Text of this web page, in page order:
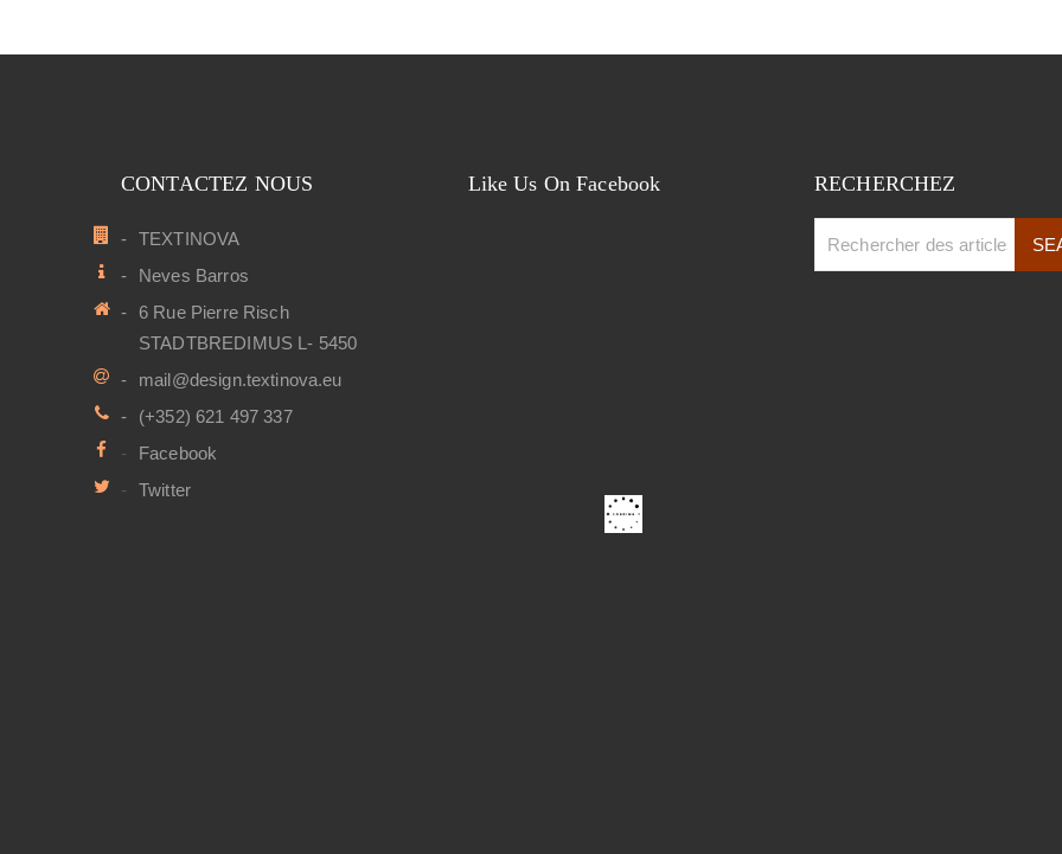
CONTACTEZ NOUS
TEXTINOVA
Neves Barros
6 Rue Pierre Risch
STADTBREDIMUS L- 5450
mail@design.textinova.eu
(+352) 621 497 337
Facebook
Twitter
Like Us On Facebook RECHERCHEZ